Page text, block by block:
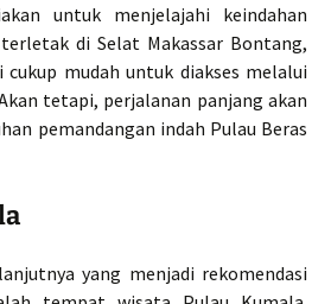
untuk menjelajahi keindahan
di Selat Makassar Bontang,
mudah untuk diakses melalui
tetapi, perjalanan panjang akan
pemandangan indah Pulau Beras
yang menjadi rekomendasi